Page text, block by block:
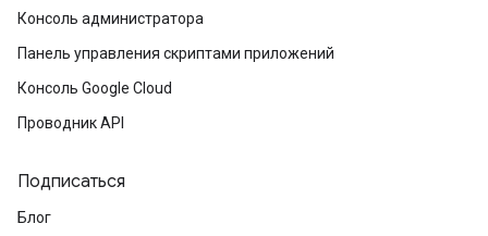
Консоль администратора
Панель управления скриптами приложений
Консоль Google Cloud
Проводник API
Подписаться
Блог